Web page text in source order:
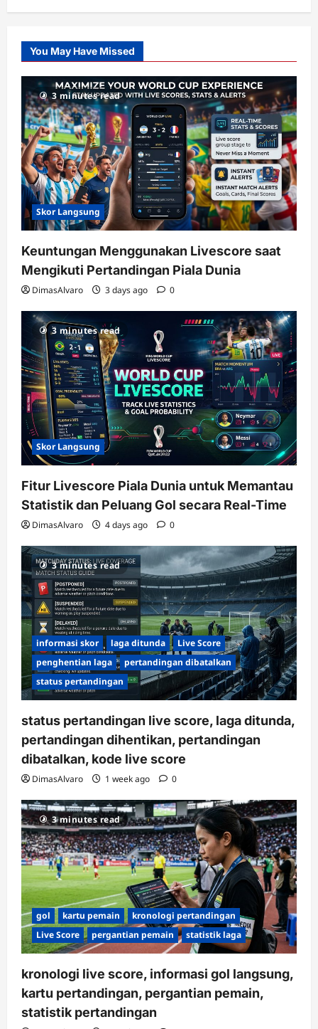
Slot
Gacor
RTP
terupdate
You May Have Missed
3 minutes read
Skor Langsung
Keuntungan Menggunakan Livescore saat
Mengikuti Pertandingan Piala Dunia
DimasAlvaro 3 days ago 0
3 minutes read
Skor Langsung
Fitur Livescore Piala Dunia untuk Memantau
Statistik dan Peluang Gol secara Real-Time
DimasAlvaro 4 days ago 0
3 minutes read
informasi skor laga ditunda
Live Score
penghentian laga
pertandingan dibatalkan
status pertandingan
status pertandingan live score, laga ditunda,
pertandingan dihentikan, pertandingan
dibatalkan, kode live score
DimasAlvaro 1 week ago 0
3 minutes read
gol kartu pemain
kronologi pertandingan
Live Score
pergantian pemain statistik laga
kronologi live score, informasi gol langsung,
kartu pertandingan, pergantian pemain,
statistik pertandingan